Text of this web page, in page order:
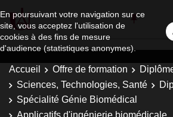
En poursuivant votre navigation sur ce
site, vous acceptez l'utilisation de
cookies à des fins de mesure
d'audience (statistiques anonymes).
Accueil Offre de formation
Sciences, Technologies, Santé
Spécialité Génie Biomédical
Applicatifs d'ingénierie biomédicale